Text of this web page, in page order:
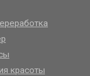
красоты